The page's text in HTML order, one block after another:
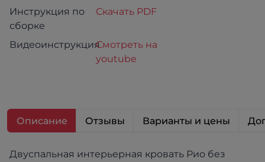
Инструкция по
сборке
Скачать PDF
ВидеоинструкцияСмотреть на
youtube
Описание Отзывы Варианты и цены
Двуспальная интерьерная кровать Рио без